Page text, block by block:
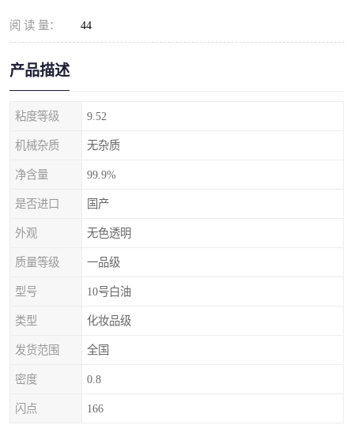
阅 读 量： 44
产品描述
粘度等级 9.52
机械杂质 无杂质
净含量 99.9%
是否进口 国产
外观 无色透明
质量等级 一品级
型号 10号白油
类型 化妆品级
发货范围 全国
密度 0.8
闪点 166